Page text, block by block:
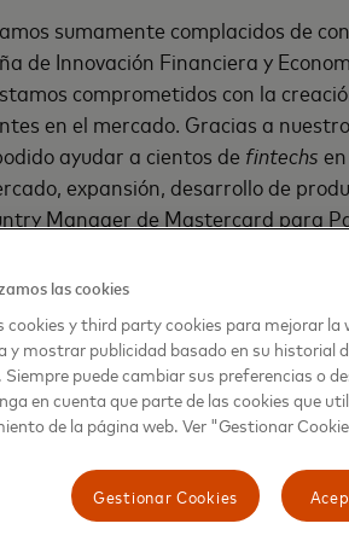
sumamente complacidos de
de Innovación Financiera y
comprometidos con la
en el mercado. Gracias a
ayudar a cientos de fintechs
expansión, desarrollo de
Manager de Mastercard para
calurosa bienvenida a Mastercard
Katz, uno de los directores
con una entidad tan
Panamá un centro competitivo y
digital” finalizó.
el compromiso de Mastercard
de integrar a 1,000 millones de
digital para el año 2025.
las cookies
cookies y third party cookies para mejorar la
y mostrar publicidad basado en su historial
Siempre puede cambiar sus preferencias o
en cuenta que parte de las cookies que
de la página web. Ver "Gestionar
Gestionar Cookies